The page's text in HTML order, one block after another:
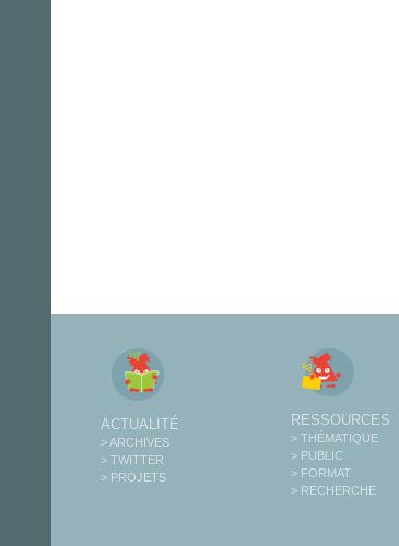
ACTUALITÉ
> ARCHIVES
> TWITTER
> PROJETS
RESSOURCES
> THÉMATIQUE
> PUBLIC
> FORMAT
> RECHERCHE